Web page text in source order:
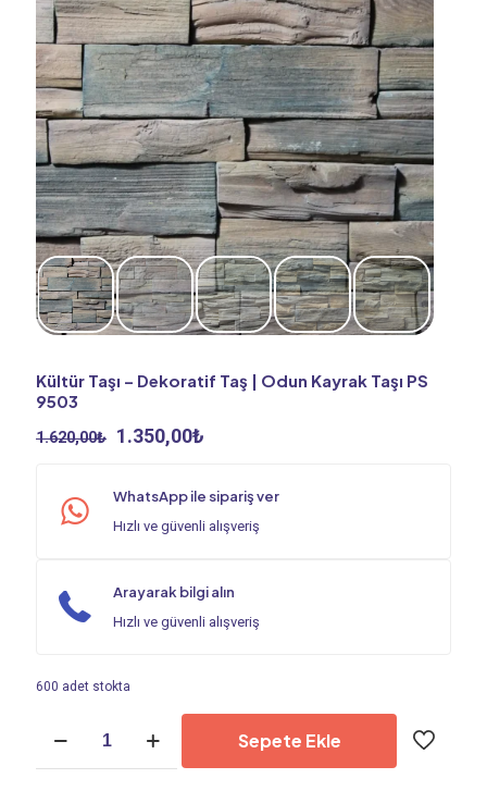
Kültür Taşı – Dekoratif Taş | Odun Kayrak Taşı PS
9503
1.620,00₺ Orijinal
1.350,00₺
1.350,00₺.
WhatsApp ile sipariş ver
Hızlı ve güvenli alışveriş
Arayarak bilgi alın
Hızlı ve güvenli alışveriş
600 adet stokta
Taşı
Sepete Ekle